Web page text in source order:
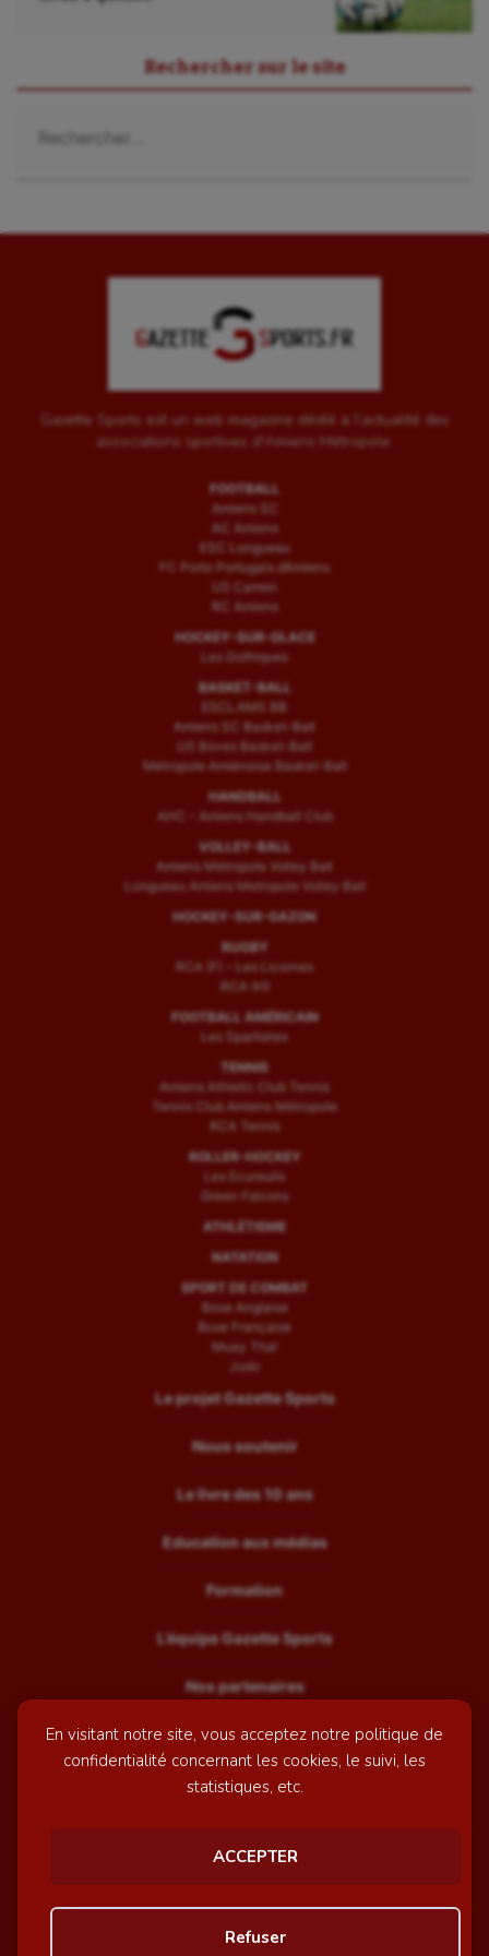
En visitant notre site, vous acceptez notre politique de
confidentialité concernant les cookies, le suivi, les
statistiques, etc.
ACCEPTER
Refuser
Voile
Wakeboard
Water-polo
Rechercher sur le site
Gazette Sports est un web magazine dédié à l'actualité des
associations sportives d'Amiens Métropole.
FOOTBALL
Amiens SC
AC Amiens
ESC Longueau
FC Porto Portugais d’Amiens
US Camon
RC Amiens
HOCKEY-SUR-GLACE
Les Gothiques
BASKET-BALL
ESCLAMS BB
Amiens SC Basket-Ball
US Boves Basket-Ball
Métropole Amiénoise Basket-Ball
HANDBALL
AHC – Amiens Handball Club
VOLLEY-BALL
Amiens Métropole Volley Ball
Longueau Amiens Metropole Volley Ball
HOCKEY-SUR-GAZON
RUGBY
RCA (F) – Les Licornes
RCA (H)
FOOTBALL AMÉRICAIN
Les Spartiates
TENNIS
Amiens Athletic Club Tennis
Tennis Club Amiens Métropole
RCA Tennis
ROLLER-HOCKEY
Les Ecureuils
Green Falcons
ATHLÉTISME
NATATION
SPORT DE COMBAT
Boxe Anglaise
Boxe Française
Muay Thaï
Judo
Le projet Gazette Sports
Nous soutenir
Le livre des 10 ans
Education aux médias
Formation
L’équipe Gazette Sports
Nos partenaires
Recrutement
Mentions légales
© GazetteSports - 2026 | Site internet réalisé par
Awelty